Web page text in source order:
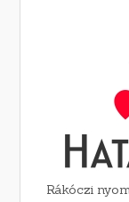
Rákóczi